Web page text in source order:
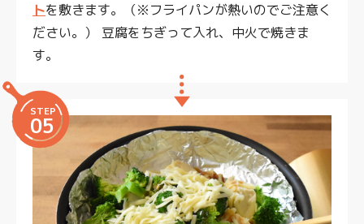
トを敷きます。（※フライパンが熱いのでご注意く
ださい。） 豆腐をちぎって入れ、中火で焼きま
す。
STEP
05